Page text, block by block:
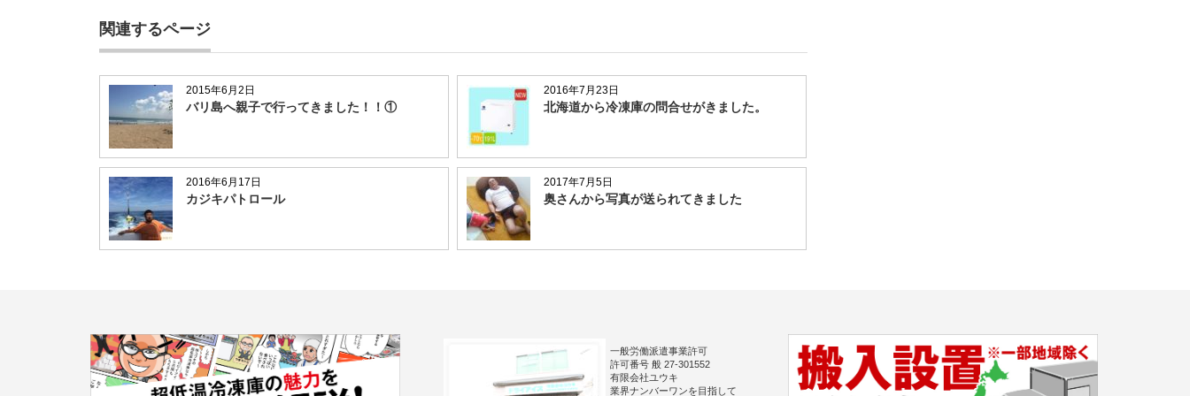
関連するページ
2015年6月2日
バリ島へ親子で行ってきました！！①
2016年7月23日
北海道から冷凍庫の問合せがきました。
2016年6月17日
カジキパトロール
2017年7月5日
奥さんから写真が送られてきました
一般労働派遣事業許可
許可番号 般 27-301552
有限会社ユウキ
業界ナンバーワンを目指して